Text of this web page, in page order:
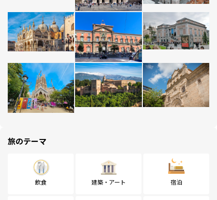
旅のテーマ
飲食 建築・アート 宿泊